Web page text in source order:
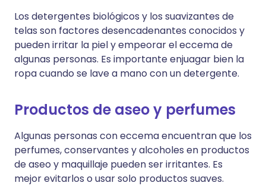
Los detergentes biológicos y los suavizantes de
telas son factores desencadenantes conocidos y
pueden irritar la piel y empeorar el eccema de
algunas personas. Es importante enjuagar bien la
ropa cuando se lave a mano con un detergente.
Productos de aseo y perfumes
Algunas personas con eccema encuentran que los
perfumes, conservantes y alcoholes en productos
de aseo y maquillaje pueden ser irritantes. Es
mejor evitarlos o usar solo productos suaves.